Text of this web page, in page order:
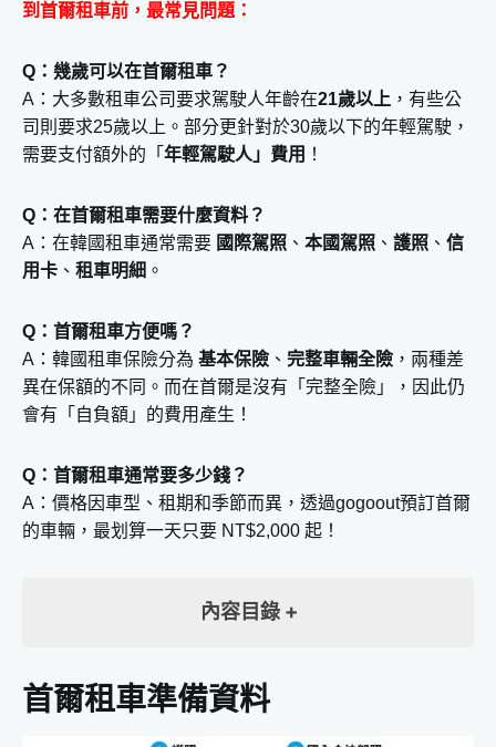
到首爾租車前，最常見問題：
Q：幾歲可以在首爾租車？
A：大多數租車公司要求駕駛人年齡在21歲以上 ，有些公
司則要求25歲以上。部分更針對於30歲以下的年輕駕駛，
需要支付額外的「 年輕駕駛人」費用 ！
Q：在首爾租車需要什麼資料？
A：在韓國租車通常需要 國際駕照 、 本國駕照 、 護照 、 信
用卡 、 租車明細 。
Q：首爾租車方便嗎？
A：韓國租車保險分為 基本保險 、 完整車輛全險 ，兩種差
異在保額的不同。而在首爾是沒有「完整全險」，因此仍
會有「自負額」的費用產生！
Q：首爾租車通常要多少錢？
A：價格因車型、租期和季節而異，透過gogoout預訂首爾
的車輛，最划算一天只要 NT$2,000 起！
內容目錄
首爾租車準備資料
首爾租車準備資料